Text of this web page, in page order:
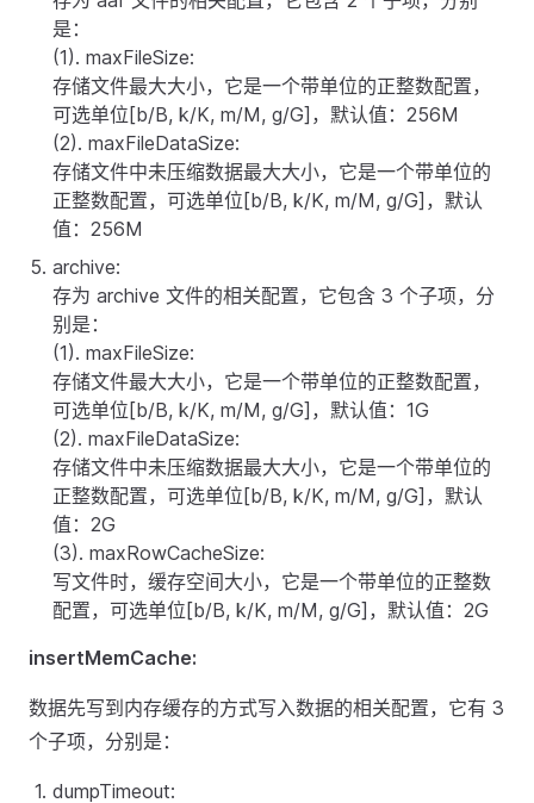
是：
(1). maxFileSize:
存储文件最大大小，它是一个带单位的正整数配置，
可选单位[b/B, k/K, m/M, g/G]，默认值：256M
(2). maxFileDataSize:
存储文件中未压缩数据最大大小，它是一个带单位的
正整数配置，可选单位[b/B, k/K, m/M, g/G]，默认
值：256M
archive:
存为 archive 文件的相关配置，它包含 3 个子项，分
别是：
(1). maxFileSize:
存储文件最大大小，它是一个带单位的正整数配置，
可选单位[b/B, k/K, m/M, g/G]，默认值：1G
(2). maxFileDataSize:
存储文件中未压缩数据最大大小，它是一个带单位的
正整数配置，可选单位[b/B, k/K, m/M, g/G]，默认
值：2G
(3). maxRowCacheSize:
写文件时，缓存空间大小，它是一个带单位的正整数
配置，可选单位[b/B, k/K, m/M, g/G]，默认值：2G
insertMemCache:
数据先写到内存缓存的方式写入数据的相关配置，它有 3
个子项，分别是：
dumpTimeout: